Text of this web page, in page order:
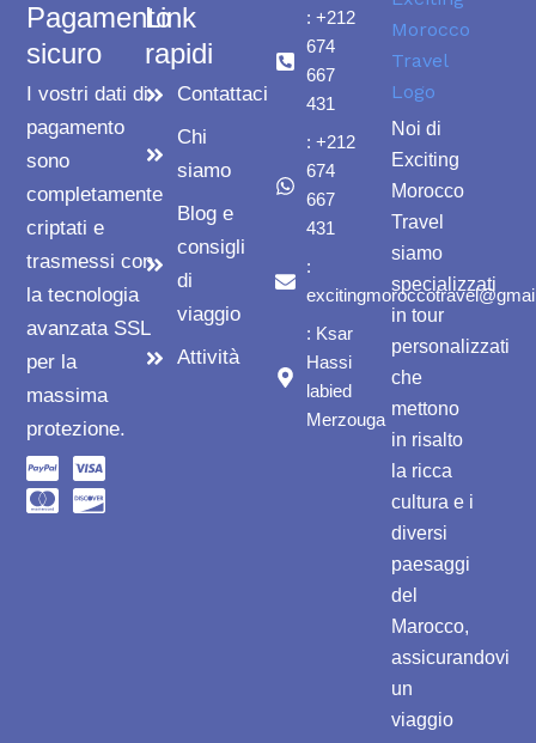
Noi di
Exciting
Morocco
Travel
siamo
specializzati
in tour
personalizzati
che
mettono
in risalto
la ricca
cultura e i
diversi
paesaggi
del
Marocco,
assicurandovi
un
viaggio
: +212
674
667
431
: +212
674
667
431
:
: Ksar
Hassi
labied
Merzouga
Link
rapidi
Contattaci
Chi
siamo
Blog e
consigli
di
viaggio
Attività
Pagamento
sicuro
I vostri dati di
pagamento
sono
completamente
criptati e
trasmessi con
la tecnologia
avanzata SSL
per la
massima
protezione.